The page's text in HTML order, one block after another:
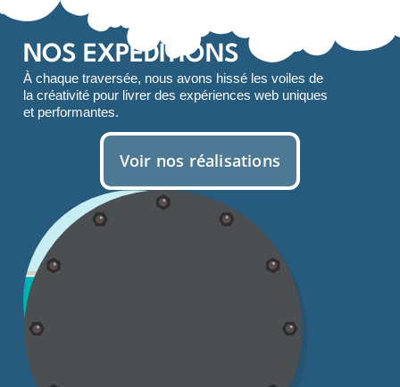
NOS EXPÉDITIONS
À chaque traversée, nous avons hissé les voiles de
la créativité pour livrer des expériences web uniques
et performantes.
Voir nos réalisations